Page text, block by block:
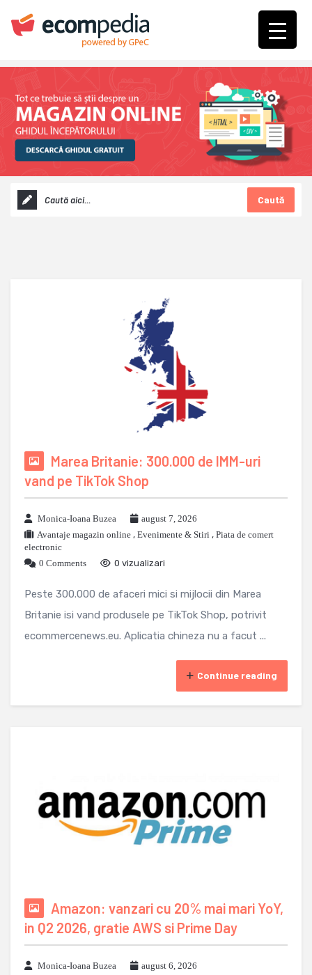
Caută
Marea Britanie: 300.000 de IMM-uri
vand pe TikTok Shop
Monica-Ioana Buzea
august 7, 2026
Avantaje magazin online , Evenimente & Stiri , Piata de comert
electronic
0 Comments
0 vizualizari
Peste 300.000 de afaceri mici si mijlocii din Marea
Britanie isi vand produsele pe TikTok Shop, potrivit
ecommercenews.eu. Aplicatia chineza nu a facut ...
Continue reading
Amazon: vanzari cu 20% mai mari YoY,
in Q2 2026, gratie AWS si Prime Day
Monica-Ioana Buzea
august 6, 2026